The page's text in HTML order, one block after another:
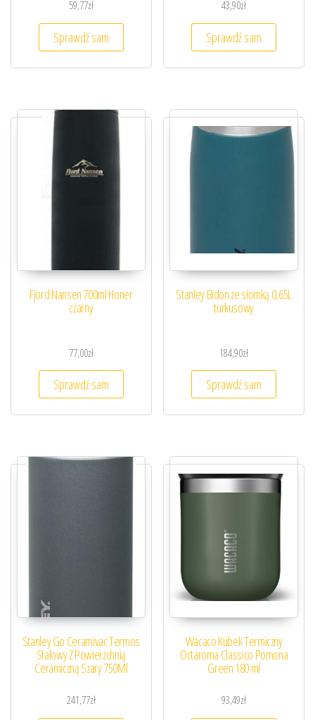
59,77zł
Sprawdź sam
43,90zł
Sprawdź sam
Fjord Nansen 700ml Honer
czarny
77,00zł
Sprawdź sam
Stanley Bidon ze słomką 0,65L
turkusowy
184,90zł
Sprawdź sam
Stanley Go Ceramivac Termos
Stalowy Z Powierzchnią
Ceramiczną Szary 750Ml
241,77zł
Wacaco Kubek Termiczny
Octaroma Classico Pomona
Green 180 ml
93,49zł